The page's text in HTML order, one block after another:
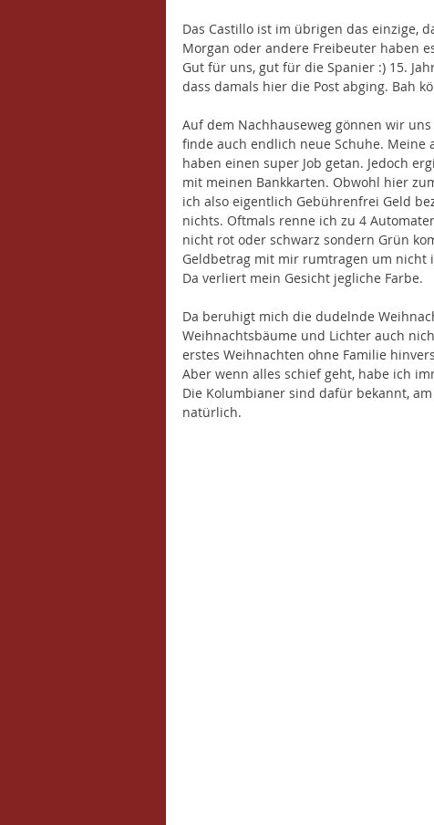
Das Castillo ist im übrigen das einzige,
Morgan oder andere Freibeuter haben
Gut für uns, gut für die Spanier :) 15.
dass damals hier die Post abging. Bah
Auf dem Nachhauseweg gönnen wir
finde auch endlich neue Schuhe.
haben einen super Job getan. Jedoch
mit meinen Bankkarten. Obwohl hier
ich also eigentlich Gebührenfrei Geld
nichts. Oftmals renne ich zu 4
nicht rot oder schwarz sondern Grün
Geldbetrag mit mir rumtragen um nicht
Da verliert mein Gesicht jegliche Farbe.
Da beruhigt mich die dudelnde
Weihnachtsbäume und Lichter auch
erstes Weihnachten ohne Familie
Aber wenn alles schief geht, habe ich
Die Kolumbianer sind dafür bekannt,
natürlich.